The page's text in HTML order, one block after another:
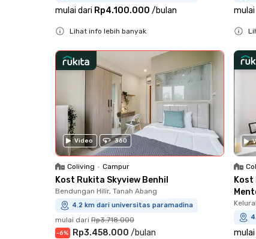
mulai dari Rp4.100.000 /bulan
Lihat info lebih banyak
mulai
Video 360
Coliving • Campur
Kost Rukita Skyview Benhil
Bendungan Hilir, Tanah Abang
4.2 km dari universitas paramadina
mulai dari Rp3.718.000
-6% Rp3.458.000 /bulan
Kost
mulai